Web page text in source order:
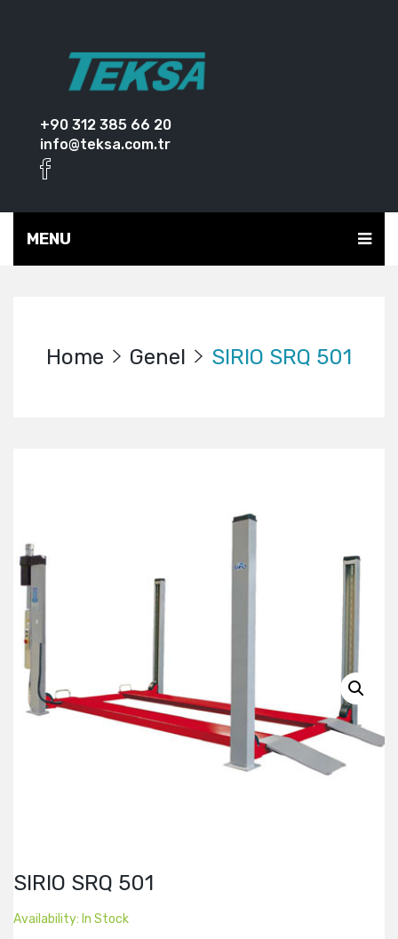
+90 312 385 66 20
info@teksa.com.tr
MENU
Home Genel SIRIO SRQ 501
SIRIO SRQ 501
Availability: In Stock